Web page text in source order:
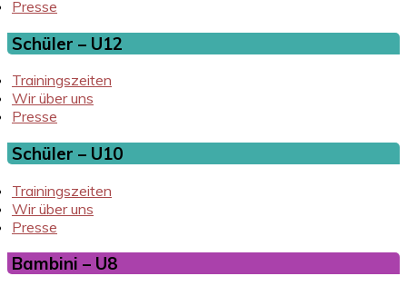
Presse
Schüler – U12
Trainingszeiten
Wir über uns
Presse
Schüler – U10
Trainingszeiten
Wir über uns
Presse
Bambini – U8